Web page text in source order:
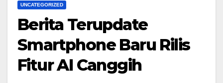
UNCATEGORIZED
Berita Terupdate
Smartphone Baru Rilis
Fitur AI Canggih